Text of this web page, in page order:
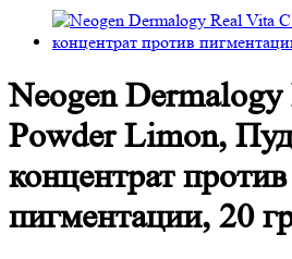
Neogen
Powder Limon,
концентрат против
пигментации, 20